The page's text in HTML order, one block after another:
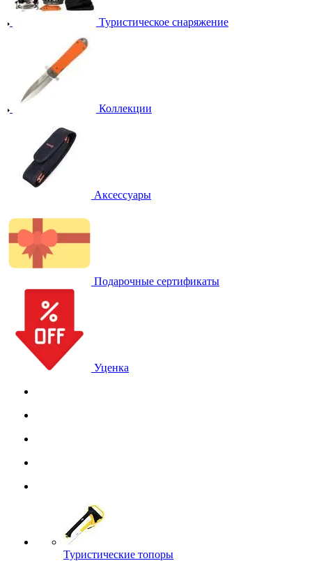
Туристическое снаряжение
Коллекции
Аксессуары
Подарочные сертификаты
Уценка
Туристические топоры